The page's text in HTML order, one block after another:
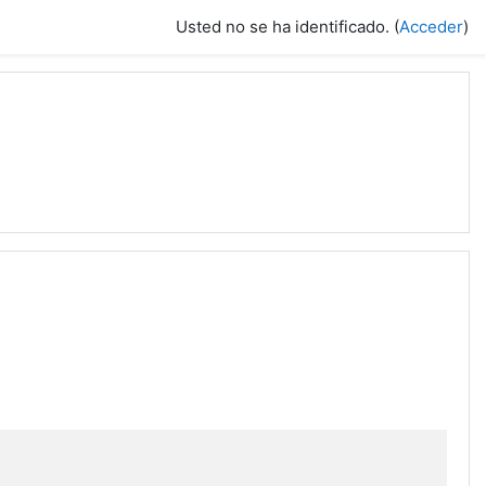
Usted no se ha identificado. (Acceder)